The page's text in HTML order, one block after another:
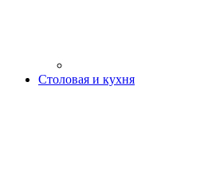
Столовая и кухня